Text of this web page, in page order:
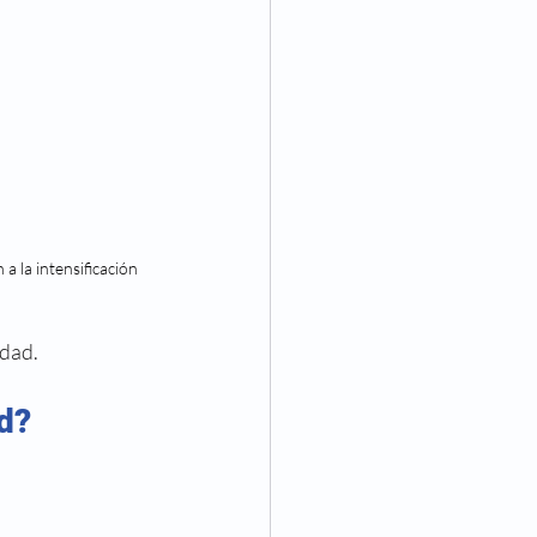
a la intensificación